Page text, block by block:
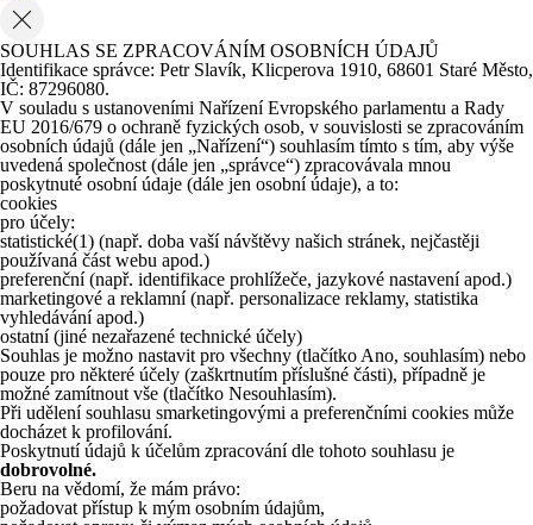
SOUHLAS SE ZPRACOVÁNÍM OSOBNÍCH ÚDAJŮ
Identifikace správce: Petr Slavík, Klicperova 1910, 68601 Staré Město,
IČ: 87296080.
V souladu s ustanoveními Nařízení Evropského parlamentu a Rady
EU 2016/679 o ochraně fyzických osob, v souvislosti se zpracováním
osobních údajů (dále jen „Nařízení“) souhlasím tímto s tím, aby výše
uvedená společnost (dále jen „správce“) zpracovávala mnou
poskytnuté osobní údaje (dále jen osobní údaje), a to:
cookies
pro účely:
statistické(1) (např. doba vaší návštěvy našich stránek, nejčastěji
používaná část webu apod.)
preferenční (např. identifikace prohlížeče, jazykové nastavení apod.)
marketingové a reklamní (např. personalizace reklamy, statistika
vyhledávání apod.)
ostatní (jiné nezařazené technické účely)
Souhlas je možno nastavit pro všechny (tlačítko Ano, souhlasím) nebo
pouze pro některé účely (zaškrtnutím příslušné části), případně je
možné zamítnout vše (tlačítko Nesouhlasím).
Při udělení souhlasu smarketingovými a preferenčními cookies může
docházet k profilování.
Poskytnutí údajů k účelům zpracování dle tohoto souhlasu je
dobrovolné.
Beru na vědomí, že mám právo:
požadovat přístup k mým osobním údajům,